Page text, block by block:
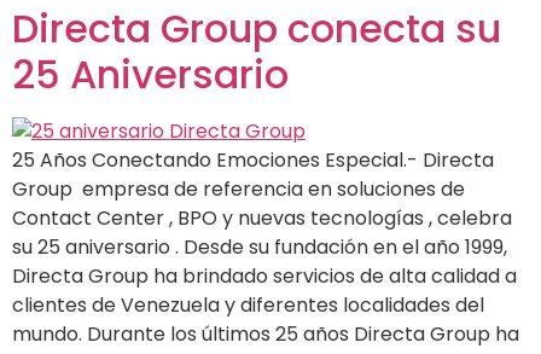
Directa Group conecta su
25 Aniversario
25 Años Conectando Emociones Especial.- Directa
Group empresa de referencia en soluciones de
Contact Center , BPO y nuevas tecnologías , celebra
su 25 aniversario . Desde su fundación en el año 1999,
Directa Group ha brindado servicios de alta calidad a
clientes de Venezuela y diferentes localidades del
mundo. Durante los últimos 25 años Directa Group ha